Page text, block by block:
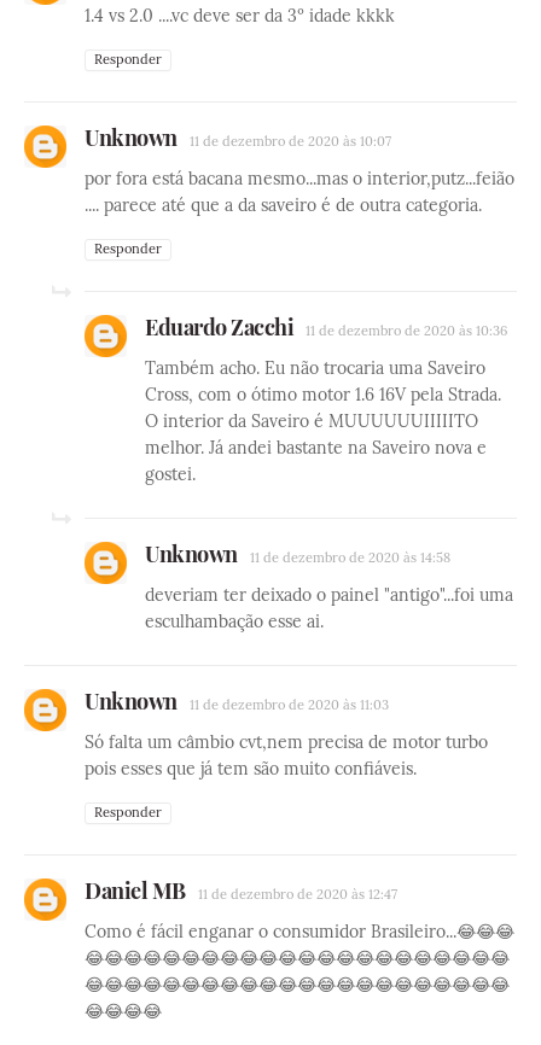
1.4 vs 2.0 ....vc deve ser da 3º idade kkkk
Responder
Unknown 11 de dezembro de 2020 às 10:07
por fora está bacana mesmo...mas o interior,putz...feião
.... parece até que a da saveiro é de outra categoria.
Responder
Eduardo Zacchi 11 de dezembro de 2020 às 10:36
Também acho. Eu não trocaria uma Saveiro
Cross, com o ótimo motor 1.6 16V pela Strada.
O interior da Saveiro é MUUUUUUIIIIITO
melhor. Já andei bastante na Saveiro nova e
gostei.
Unknown 11 de dezembro de 2020 às 14:58
deveriam ter deixado o painel "antigo"...foi uma
esculhambação esse ai.
Unknown 11 de dezembro de 2020 às 11:03
Só falta um câmbio cvt,nem precisa de motor turbo
pois esses que já tem são muito confiáveis.
Responder
Daniel MB 11 de dezembro de 2020 às 12:47
Como é fácil enganar o consumidor Brasileiro...😂😂😂
😂😂😂😂😂😂😂😂😂😂😂😂😂😂😂😂😂😂😂😂😂😂
😂😂😂😂😂😂😂😂😂😂😂😂😂😂😂😂😂😂😂😂😂😂
😂😂😂😂